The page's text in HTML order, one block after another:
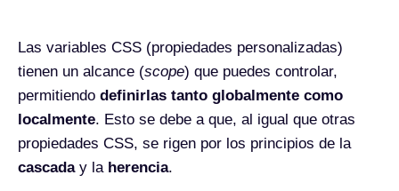
Las variables CSS (propiedades personalizadas)
tienen un alcance (scope) que puedes controlar,
permitiendo definirlas tanto globalmente como
localmente. Esto se debe a que, al igual que otras
propiedades CSS, se rigen por los principios de la
cascaday la herencia.